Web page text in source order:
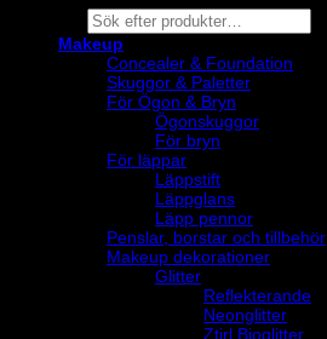
Products
search
Makeup
Concealer & Foundation
Skuggor & Paletter
För Ögon & Bryn
Ögonskuggor
För bryn
För läppar
Läppstift
Läppglans
Läpp pennor
Penslar, borstar och tillbehör
Makeup dekorationer
Glitter
Reflekterande
Neonglitter
Ztirl Bioglitter